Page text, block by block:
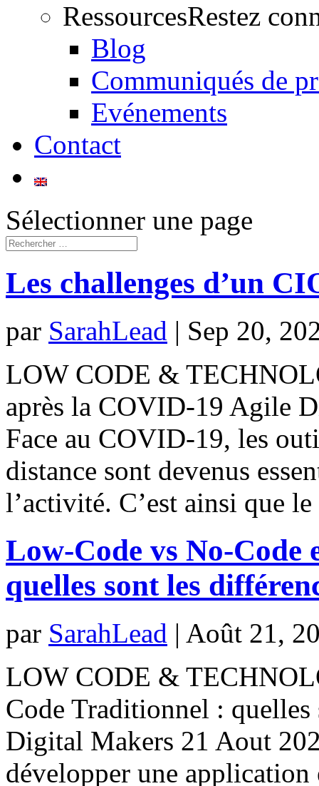
RessourcesRestez
Blog
Communiqués de
Evénements
Contact
Sélectionner une page
Les challenges d’un
par SarahLead | Sep 20,
LOW CODE &
après la COVID-19 Agile
Face au COVID-19, les
distance sont devenus
l’activité. C’est ainsi que le
Low-Code vs No-
quelles sont les
par SarahLead | Août 21,
LOW CODE &
Code Traditionnel :
Digital Makers 21 Aout
développer une application